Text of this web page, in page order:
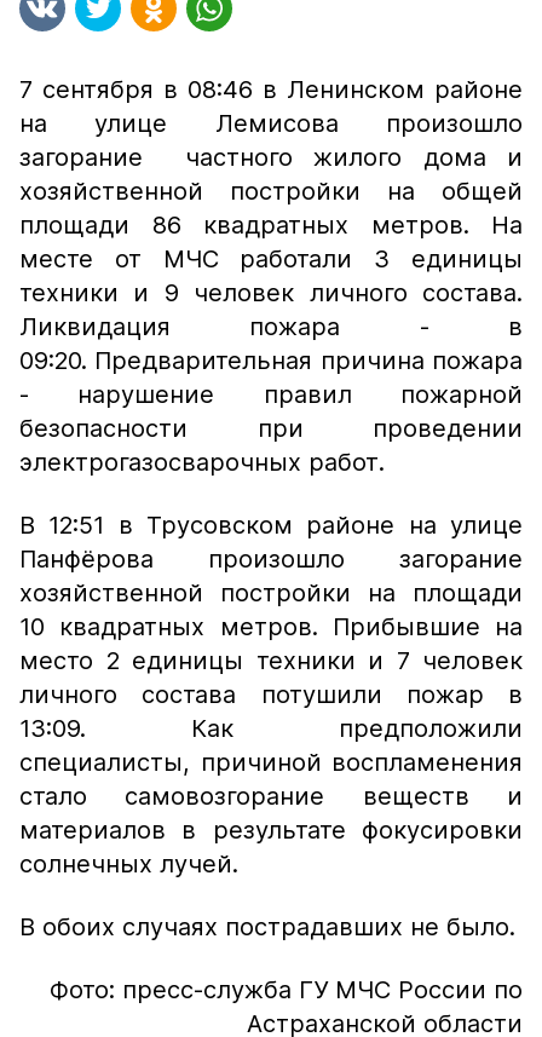
7 сентября в 08:46 в Ленинском районе
на улице Лемисова произошло
загорание частного жилого дома и
хозяйственной постройки на общей
площади 86 квадратных метров. На
месте от МЧС работали 3 единицы
техники и 9 человек личного состава.
Ликвидация пожара - в
09:20. Предварительная причина пожара
- нарушение правил пожарной
безопасности при проведении
электрогазосварочных работ.
В 12:51 в Трусовском районе на улице
Панфёрова произошло загорание
хозяйственной постройки на площади
10 квадратных метров. Прибывшие на
место 2 единицы техники и 7 человек
личного состава потушили пожар в
13:09. Как предположили
специалисты, причиной воспламенения
стало самовозгорание веществ и
материалов в результате фокусировки
солнечных лучей.
В обоих случаях пострадавших не было.
Фото: пресс-служба ГУ МЧС России по
Астраханской области